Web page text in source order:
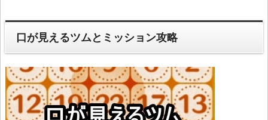
口が見えるツムとミッション攻略